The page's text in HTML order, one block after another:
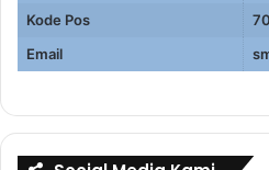
Kode Pos
Email